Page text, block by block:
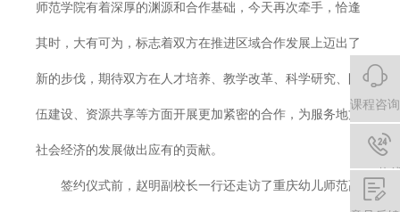
师范学院有着深厚的渊源和合作基础，今天再次牵手，恰逢
其时，大有可为，标志着双方在推进区域合作发展上迈出了
新的步伐，期待双方在人才培养、教学改革、科学研究、队
伍建设、资源共享等方面开展更加紧密的合作，为服务地方
社会经济的发展做出应有的贡献。
签约仪式前，赵明副校长一行还走访了重庆幼儿师范高
课程咨询
24h热
010-